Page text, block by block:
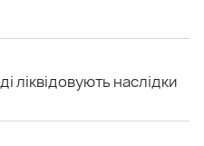
ліквідовують наслідки